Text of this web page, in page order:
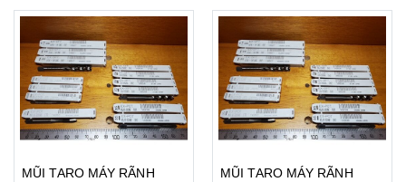
MŨI TARO MÁY RÃNH
MŨI TARO MÁY RÃNH